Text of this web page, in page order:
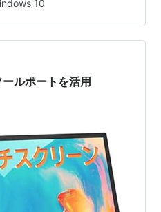
カードをかませます。 ア
*4］ キャプチャカードから
…
10
ルポートを活用